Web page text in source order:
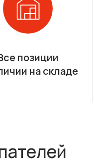
позиции
на складе